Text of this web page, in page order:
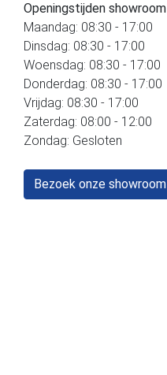
Openingstijden showroom
Maandag: 08:30 - 17:00
Dinsdag: 08:30 - 17:00
Woensdag: 08:30 - 17:00
Donderdag: 08:30 - 17:00
Vrijdag: 08:30 - 17:00
Zaterdag: 08:00 - 12:00
Zondag: Gesloten
Bezoek onze showroom